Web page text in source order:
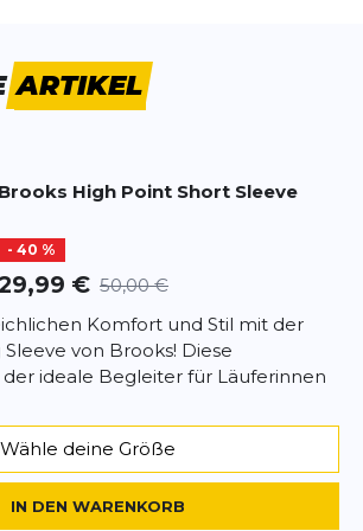
reCAPTCHA geschützt – es gelten die
ARTIKEL
Brooks High Point Short Sleeve
- 40 %
€ 50,00 €
Komfort und Stil mit der
von Brooks! Diese
ideale Begleiter für Läuferinnen
Wähle deine Größe
IN DEN WARENKORB